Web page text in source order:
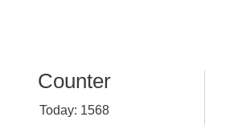
Counter
Today: 1568